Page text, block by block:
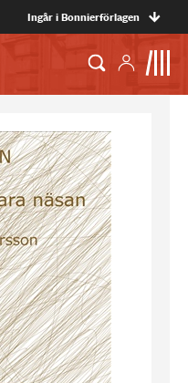
Ingår i Bonnierförlagen